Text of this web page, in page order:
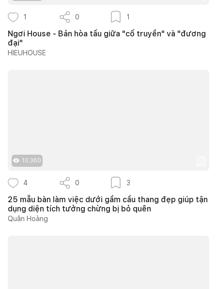
1 0 1
Ngơi House - Bản hòa tấu giữa "cổ truyền" và "đương
đại"
HIEUHOUSE
10.360
4 0 3
25 mẫu bàn làm việc dưới gầm cầu thang đẹp giúp tận
dụng diện tích tưởng chừng bị bỏ quên
Quân Hoàng